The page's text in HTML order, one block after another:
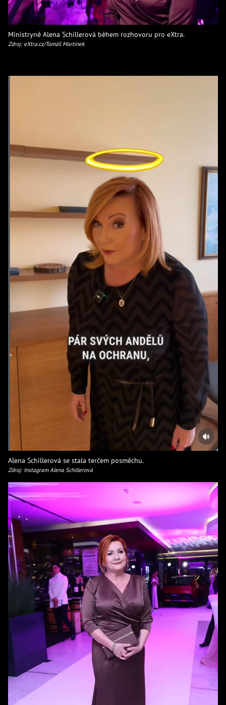
Ministryně Alena Schillerová během rozhovoru pro eXtra.
Zdroj: eXtra.cz/Tomáš Martínek
Alena Schillerová se stala terčem posměchu.
Zdroj: Instagram Alena Schillerová